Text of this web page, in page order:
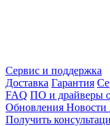
Сервис и поддержка
Доставка Гарантия
FAQ ПО и драйверы
Обновления Новости
Получить